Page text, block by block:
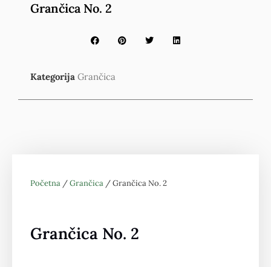
Grančica No. 2
Kategorija Grančica
Početna /Grančica / Grančica No. 2
Grančica No. 2